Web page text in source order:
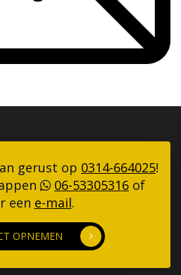
gerust op 0314-664025!
06-53305316 of
een e-mail.
OPNEMEN